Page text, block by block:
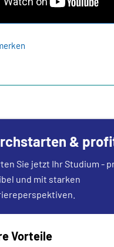
&
Sie jetzt Ihr Studium -
und mit starken
Vorteile